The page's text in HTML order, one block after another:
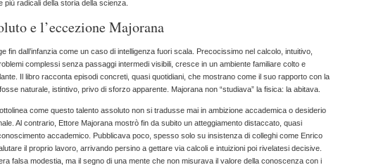
più radicali della storia della scienza.
e l’eccezione Majorana
fin dall’infanzia come un caso di intelligenza fuori scala. Precocissimo nel calcolo, intuitivo,
complessi senza passaggi intermedi visibili, cresce in un ambiente familiare colto e
Il libro racconta episodi concreti, quasi quotidiani, che mostrano come il suo rapporto con la
naturale, istintivo, privo di sforzo apparente. Majorana non “studiava” la fisica: la abitava.
come questo talento assoluto non si tradusse mai in ambizione accademica o desiderio
Al contrario, Ettore Majorana mostrò fin da subito un atteggiamento distaccato, quasi
accademico. Pubblicava poco, spesso solo su insistenza di colleghi come Enrico
il proprio lavoro, arrivando persino a gettare via calcoli e intuizioni poi rivelatesi decisive.
falsa modestia, ma il segno di una mente che non misurava il valore della conoscenza con i